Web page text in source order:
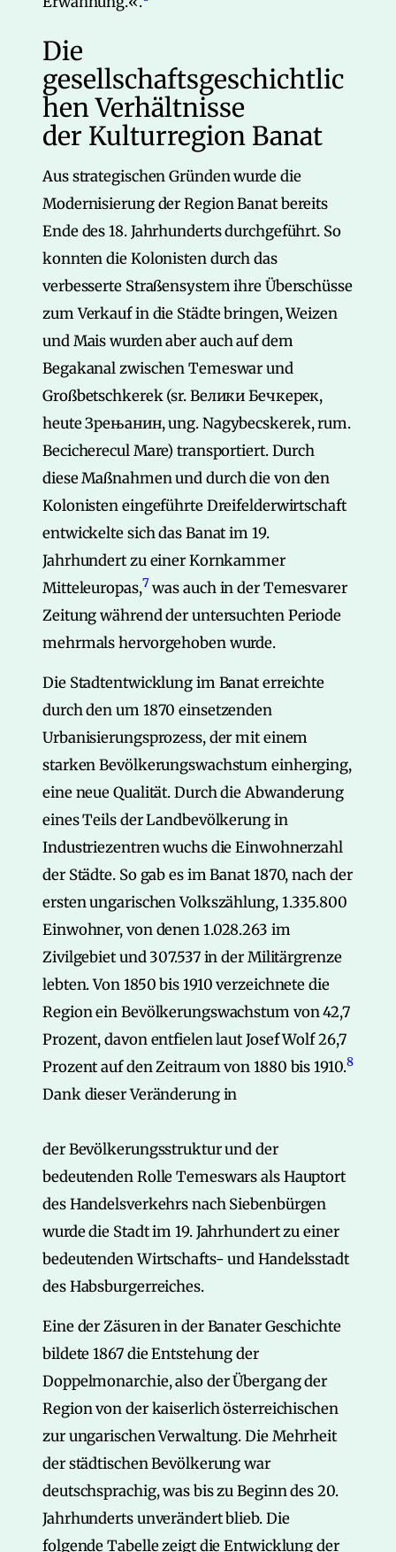
Die
gesellschaftsgeschichtlic
hen Verhältnisse
der Kulturregion Banat
Aus strategischen Gründen wurde die
Modernisierung der Region Banat bereits
Ende des 18. Jahrhunderts durchgeführt. So
konnten die Kolonisten durch das
verbesserte Straßensystem ihre Überschüsse
zum Verkauf in die Städte bringen, Weizen
und Mais wurden aber auch auf dem
Begakanal zwischen Temeswar und
Großbetschkerek (sr. Велики Бечкерек,
heute Зрењанин, ung. Nagybecskerek, rum.
Becicherecul Mare) transportiert. Durch
diese Maßnahmen und durch die von den
Kolonisten eingeführte Dreifelderwirtschaft
entwickelte sich das Banat im 19.
Jahrhundert zu einer Kornkammer
Mitteleuropas,7 was auch in der Temesvarer
Zeitung während der untersuchten Periode
mehrmals hervorgehoben wurde.
Die Stadtentwicklung im Banat erreichte
durch den um 1870 einsetzenden
Urbanisierungsprozess, der mit einem
starken Bevölkerungswachstum einherging,
eine neue Qualität. Durch die Abwanderung
eines Teils der Landbevölkerung in
Industriezentren wuchs die Einwohnerzahl
der Städte. So gab es im Banat 1870, nach der
ersten ungarischen Volkszählung, 1.335.800
Einwohner, von denen 1.028.263 im
Zivilgebiet und 307.537 in der Militärgrenze
lebten. Von 1850 bis 1910 verzeichnete die
Region ein Bevölkerungswachstum von 42,7
Prozent, davon entfielen laut Josef Wolf 26,7
Prozent auf den Zeitraum von 1880 bis 1910.8
Dank dieser Veränderung in
der Bevölkerungsstruktur und der
bedeutenden Rolle Temeswars als Hauptort
des Handelsverkehrs nach Siebenbürgen
wurde die Stadt im 19. Jahrhundert zu einer
bedeutenden Wirtschafts- und Handelsstadt
des Habsburgerreiches.
Eine der Zäsuren in der Banater Geschichte
bildete 1867 die Entstehung der
Doppelmonarchie, also der Übergang der
Region von der kaiserlich österreichischen
zur ungarischen Verwaltung. Die Mehrheit
der städtischen Bevölkerung war
deutschsprachig, was bis zu Beginn des 20.
Jahrhunderts unverändert blieb. Die
folgende Tabelle zeigt die Entwicklung der